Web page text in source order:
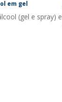
em gel
(gel e spray) e